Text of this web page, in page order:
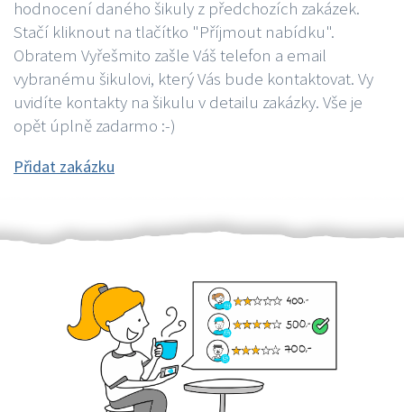
hodnocení daného šikuly z předchozích zakázek.
Stačí kliknout na tlačítko "Příjmout nabídku".
Obratem Vyřešmito zašle Váš telefon a email
vybranému šikulovi, který Vás bude kontaktovat. Vy
uvidíte kontakty na šikulu v detailu zakázky. Vše je
opět úplně zadarmo :-)
Přidat zakázku